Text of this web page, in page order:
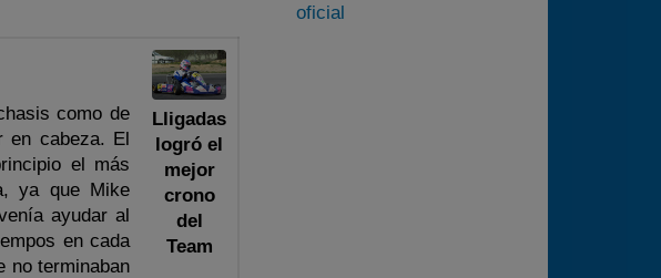
como de
en cabeza. El
el más
ya que Mike
ayudar al
en cada
no terminaban
Lligadas
logró el
mejor
crono
del
Team
oficial